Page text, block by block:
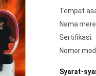
Tempat
Nama
Sertifikasi:
Nomor
Syarat-